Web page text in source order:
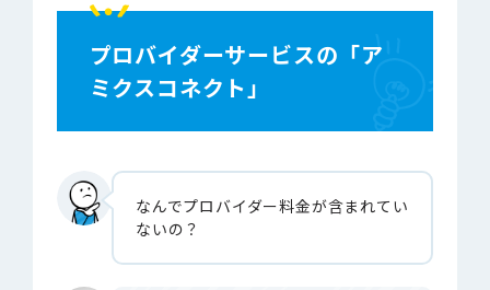
プロバイダーサービスの「ア
ミクスコネクト」
なんでプロバイダー料金が含まれてい
ないの？